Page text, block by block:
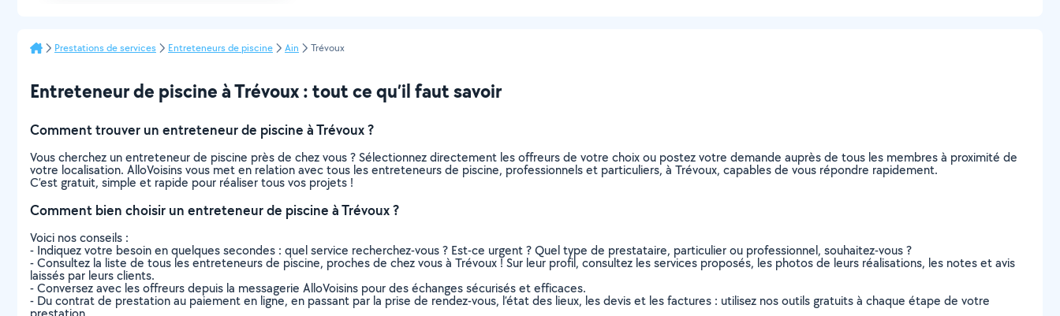
Prestations de services Entreteneurs de piscine Ain Trévoux
Entreteneur de piscine à Trévoux : tout ce qu’il faut savoir
Comment trouver un entreteneur de piscine à Trévoux ?
Vous cherchez un entreteneur de piscine près de chez vous ? Sélectionnez directement les offreurs de votre choix ou postez votre demande auprès de tous les membres à proximité de
votre localisation. AlloVoisins vous met en relation avec tous les entreteneurs de piscine, professionnels et particuliers, à Trévoux, capables de vous répondre rapidement.
C’est gratuit, simple et rapide pour réaliser tous vos projets !
Comment bien choisir un entreteneur de piscine à Trévoux ?
Voici nos conseils :
- Indiquez votre besoin en quelques secondes : quel service recherchez-vous ? Est-ce urgent ? Quel type de prestataire, particulier ou professionnel, souhaitez-vous ?
- Consultez la liste de tous les entreteneurs de piscine, proches de chez vous à Trévoux ! Sur leur profil, consultez les services proposés, les photos de leurs réalisations, les notes et avis
laissés par leurs clients.
- Conversez avec les offreurs depuis la messagerie AlloVoisins pour des échanges sécurisés et efficaces.
- Du contrat de prestation au paiement en ligne, en passant par la prise de rendez-vous, l’état des lieux, les devis et les factures : utilisez nos outils gratuits à chaque étape de votre